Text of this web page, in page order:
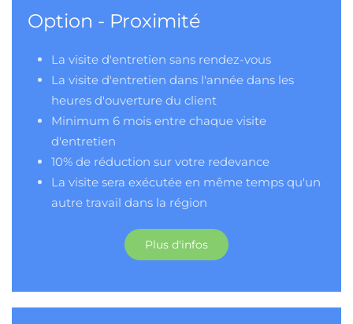
Option - Proximité
La visite d'entretien sans rendez-vous
La visite d'entretien dans l'année dans les
heures d'ouverture du client
Minimum 6 mois entre chaque visite
d'entretien
10% de réduction sur votre redevance
La visite sera exécutée en même temps qu'un
autre travail dans la région
Plus d'infos